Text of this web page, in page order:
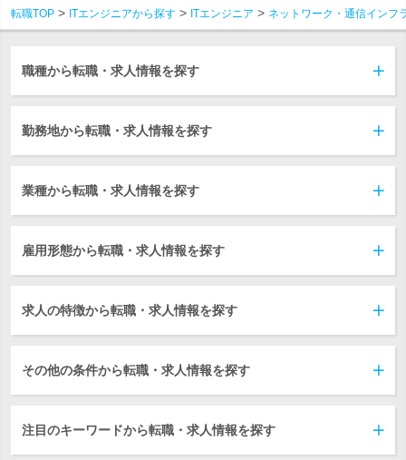
転職TOP ITエンジニアから探す ITエンジニア ネットワーク・通信インフ
職種から転職・求人情報を探す
勤務地から転職・求人情報を探す
業種から転職・求人情報を探す
雇用形態から転職・求人情報を探す
求人の特徴から転職・求人情報を探す
その他の条件から転職・求人情報を探す
注目のキーワードから転職・求人情報を探す